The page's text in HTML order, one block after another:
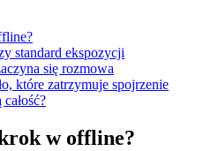
standard ekspozycji
się rozmowa
które zatrzymuje spojrzenie
w offline?